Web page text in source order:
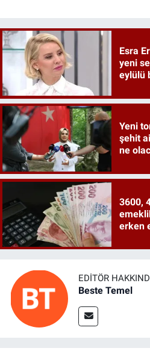
Esra
yeni
eylülü
Yeni
şehit
ne
3600,
erken
EDITÖR
Beste Temel